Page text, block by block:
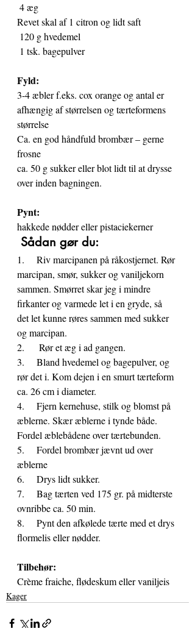
4 æg
Revet skal af 1 citron og lidt saft
120 g hvedemel
1 tsk. bagepulver
Fyld:
3-4 æbler f.eks. cox orange og antal er
afhængig af størrelsen og tærteformens
størrelse
Ca. en god håndfuld brombær – gerne
frosne
ca. 50 g sukker eller blot lidt til at drysse
over inden bagningen.
Pynt:
hakkede nødder eller pistaciekerner
Sådan gør du:
1.     Riv marcipanen på råkostjernet. Rør
marcipan, smør, sukker og vaniljekorn
sammen. Smørret skar jeg i mindre
firkanter og varmede let i en gryde, så
det let kunne røres sammen med sukker
og marcipan.
2.      Rør et æg i ad gangen.
3.     Bland hvedemel og bagepulver, og
rør det i. Kom dejen i en smurt tærteform
ca. 26 cm i diameter.
4.     Fjern kernehuse, stilk og blomst på
æblerne. Skær æblerne i tynde både.
Fordel æblebådene over tærtebunden.
5.     Fordel brombær jævnt ud over
æblerne
6.     Drys lidt sukker.
7.     Bag tærten ved 175 gr. på midterste
ovnribbe ca. 50 min.
8.     Pynt den afkølede tærte med et drys
flormelis eller nødder.
Tilbehør:
Crème fraiche, flødeskum eller vaniljeis
Kager